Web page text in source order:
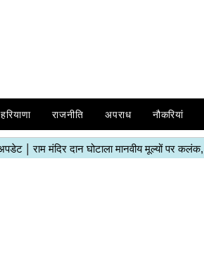
हरियाणा राजनीति अपराध नौकरियां